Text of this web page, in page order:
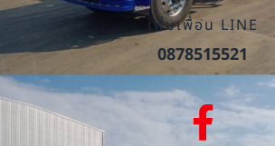
เพิ่มเพื่อน LINE
0878515521